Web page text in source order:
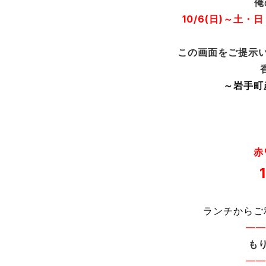
10/6(日)～土・日
この画面をご提示
～岩手
赤
ランチから
も